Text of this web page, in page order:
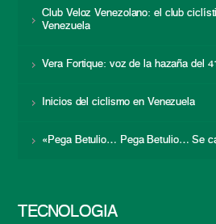
Club Veloz Venezolano: el club
Venezuela
Vera Fortique: voz de la hazaña del
Inicios del ciclismo en Venezuela
«Pega Betulio… Pega Betulio… Se
TECNOLOGÍA